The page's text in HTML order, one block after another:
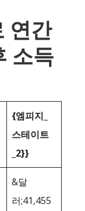
연간
소득
{엠피지_
스테이트
_2}}
&달
러;41,455